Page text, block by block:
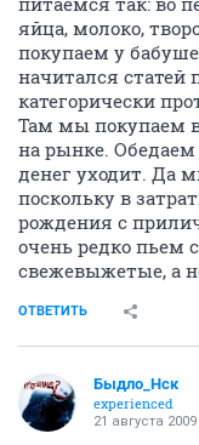
яйца, молоко,
покупаем у
начитался статей
категорически
Там мы покупаем
на рынке.
денег уходит. Да
поскольку в
рождения с
очень редко пьем
свежевыжетые, а
ОТВЕТИТЬ
Быдло_Нск
experienced
21 августа 2009